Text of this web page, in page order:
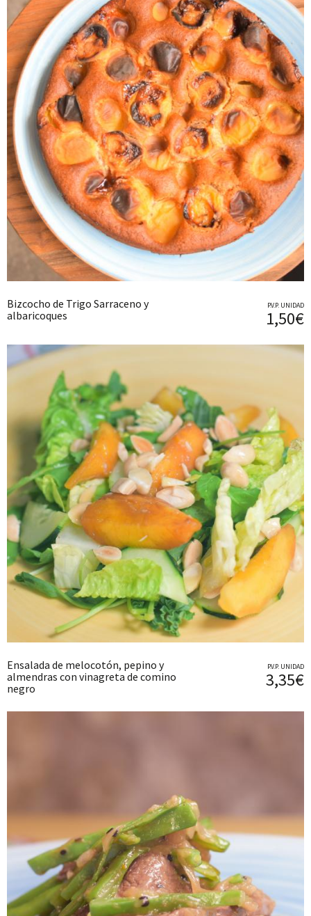
Bizcocho de Trigo Sarraceno y
albaricoques
P.V.P. UNIDAD
1,50€
Ensalada de melocotón, pepino y
almendras con vinagreta de comino
negro
P.V.P. UNIDAD
3,35€